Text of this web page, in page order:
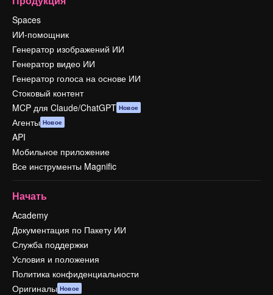
Spaces
ИИ-помощник
Генератор изображений ИИ
Генератор видео ИИ
Генератор голоса на основе ИИ
Стоковый контент
MCP для Claude/ChatGPT Новое
Агенты Новое
API
Мобильное приложение
Все инструменты Magnific
Начать
Academy
Документация по Пакету ИИ
Служба поддержки
Условия и положения
Политика конфиденциальности
Оригиналы Новое